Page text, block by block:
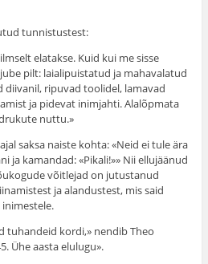
tunnistustest:
elatakse. Kuid kui me sisse
pilt: laialipuistatud ja mahavalatud
ripuvad toolidel, lamavad
ja pidevat inimjahti. Alalõpmata
nuttu.»
saksa naiste kohta: «Neid ei tule ära
ja kamandad: «Pikali!»» Nii ellujäänud
võitlejad on jutustanud
ja alandustest, mis said
tuhandeid kordi,» nendib Theo
Ühe aasta elulugu».